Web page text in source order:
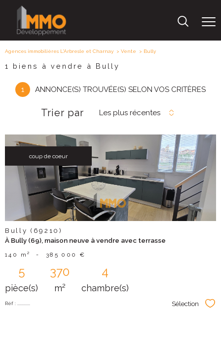
Agences immobilières L'Arbresle et Charnay Vente Bully
1 biens à vendre à Bully
1 ANNONCE(S) TROUVÉE(S) SELON VOS CRITÈRES
Trier par Les plus récentes
coup de coeur
voir le
bien
Bully (69210)
À Bully (69), maison neuve à vendre avec terrasse
140 m² - 385 000 €
5
pièce(s)
370
m²
4
chambre(s)
Réf : ............. Sélection